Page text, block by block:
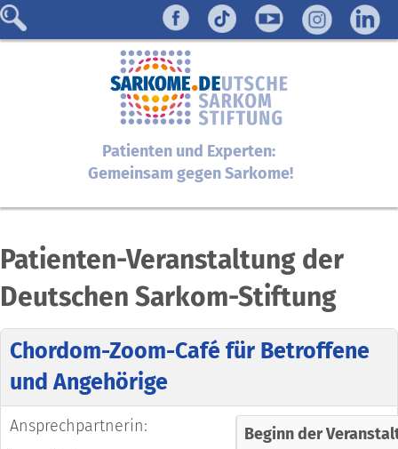
Patienten und Experten:
Gemeinsam gegen Sarkome!
Patienten-Veranstaltung der
Deutschen Sarkom-Stiftung
Chordom-Zoom-Café für Betroffene
und Angehörige
Ansprechpartnerin:
Beginn der